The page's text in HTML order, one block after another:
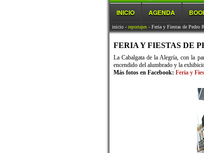
INICIO AGENDA
inicio- reportajes- Feria y Fiestas de Pedro
FERIA Y FIESTAS DE
La Cabalgata de la Alegría, con la
encendido del alumbrado y la
Más fotos en Facebook: Feria y